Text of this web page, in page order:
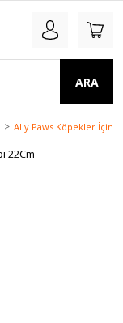
ARA
Ally Paws Köpekler İçin